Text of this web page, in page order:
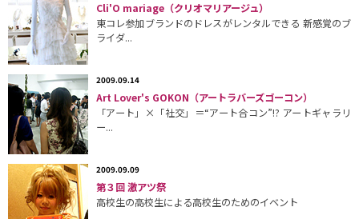
Cli'O mariage（クリオマリアージュ）
東コレ参加ブランドのドレスがレンタルできる 新感覚のブ
ライダ...
2009.09.14
Art Lover's GOKON（アートラバーズゴーコン）
「アート」×「社交」＝“アート合コン”!? アートギャラリ
ー...
2009.09.09
第３回 激アツ祭
高校生の高校生による高校生のためのイベント